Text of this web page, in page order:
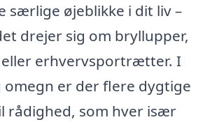
særlige øjeblikke i dit liv –
drejer sig om bryllupper,
erhvervsportrætter. I
omegn er der flere dygtige
rådighed, som hver især